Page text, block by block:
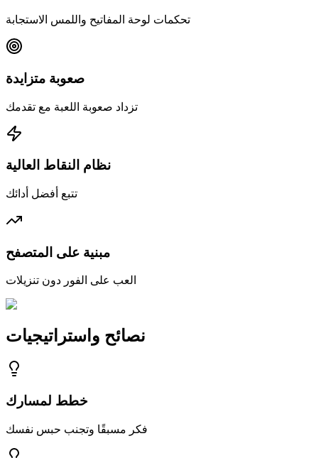
تحكمات لوحة المفاتيح واللمس الاستجابة
صعوبة متزايدة
تزداد صعوبة اللعبة مع تقدمك
نظام النقاط العالية
تتبع أفضل أدائك
مبنية على المتصفح
العب على الفور دون تنزيلات
نصائح واستراتيجيات
خطط لمسارك
فكر مسبقًا وتجنب حبس نفسك